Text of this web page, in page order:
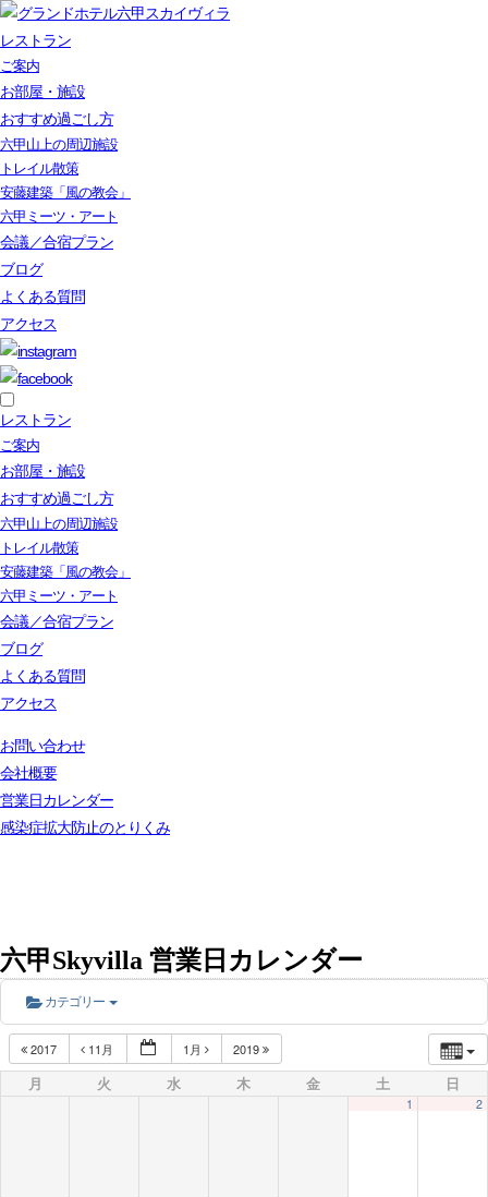
レストラン
ご案内
お部屋・施設
おすすめ過ごし方
六甲山上の周辺施設
トレイル散策
安藤建築「風の教会」
六甲ミーツ・アート
会議／合宿プラン
ブログ
よくある質問
アクセス
レストラン
ご案内
お部屋・施設
おすすめ過ごし方
六甲山上の周辺施設
トレイル散策
安藤建築「風の教会」
六甲ミーツ・アート
会議／合宿プラン
ブログ
よくある質問
アクセス
お問い合わせ
会社概要
営業日カレンダー
感染症拡大防止のとりくみ
六甲Skyvilla 営業日カレンダー
カテゴリー
2017 11月 1月 2019
月 火 水 木 金 土 日
1 2